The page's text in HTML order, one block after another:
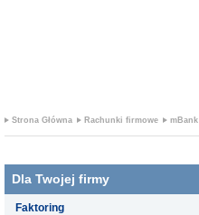
Strona Główna Rachunki firmowe mBank
Dla Twojej firmy
Faktoring